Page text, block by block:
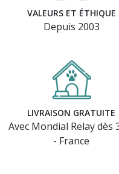
VALEURS ET ÉTHIQUE
Depuis 2003
LIVRAISON GRATUITE
Avec Mondial Relay dès
- France